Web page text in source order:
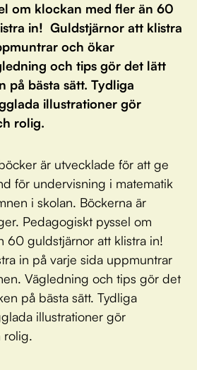
om klockan med fler än 60
in! Guldstjärnor att klistra
och ökar
och tips gör det lätt
på bästa sätt. Tydliga
illustrationer gör
rolig.
är utvecklade för att ge
för undervisning i matematik
i skolan. Böckerna är
Pedagogiskt pyssel om
60 guldstjärnor att klistra in!
in på varje sida uppmuntrar
Vägledning och tips gör det
på bästa sätt. Tydliga
illustrationer gör
rolig.